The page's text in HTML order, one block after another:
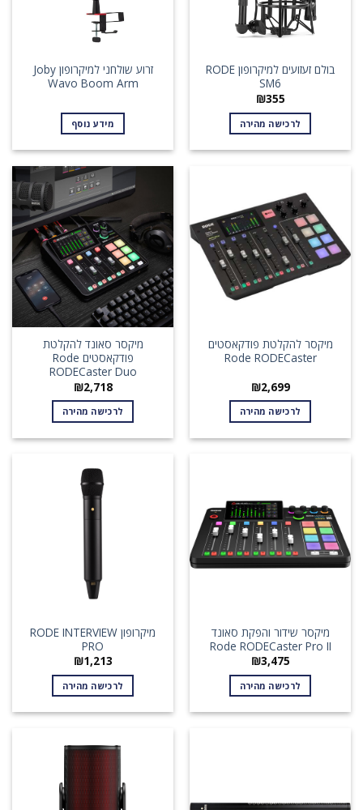
בולם זעזועים למיקרופון RODE
SM6
₪355
לרכישה מהירה
זרוע שולחני למיקרופון Joby
Wavo Boom Arm
מידע נוסף
מיקסר להקלטת פודקאסטים
Rode RODECaster
₪2,699
לרכישה מהירה
מיקסר סאונד להקלטת
פודקאסטים Rode
RODECaster Duo
₪2,718
לרכישה מהירה
מיקסר שידור והפקת סאונד
Rode RODECaster Pro II
₪3,475
לרכישה מהירה
מיקרופון RODE INTERVIEW
PRO
₪1,213
לרכישה מהירה